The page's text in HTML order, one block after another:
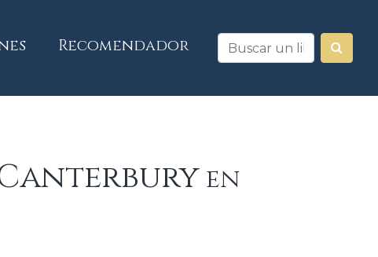
Recomendador
en